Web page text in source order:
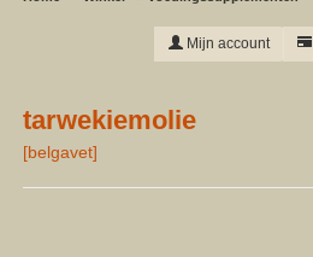
Mijn account
tarwekiemolie
[belgavet]